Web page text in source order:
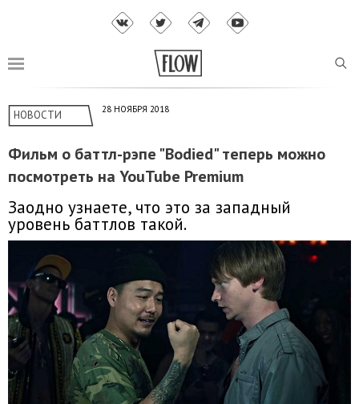
НОВОСТИ 28 НОЯБРЯ 2018
Фильм о баттл-рэпе "Bodied" теперь можно
посмотреть на YouTube Premium
Заодно узнаете, что это за западный
уровень баттлов такой.